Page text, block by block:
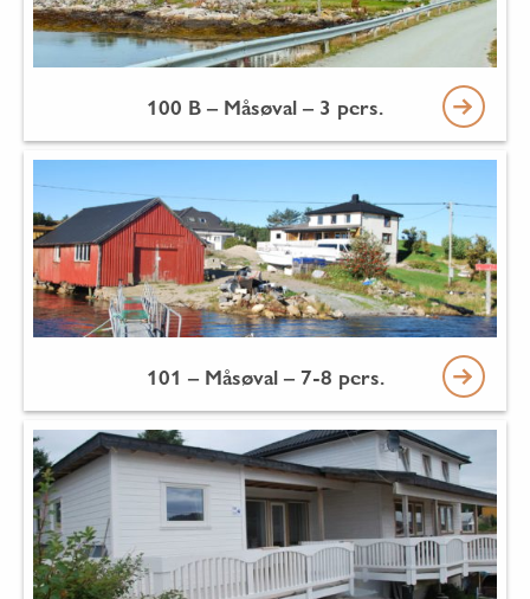
100 B – Måsøval – 3 pers.
101 – Måsøval – 7-8 pers.